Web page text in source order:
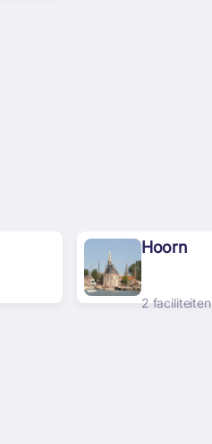
Hoorn
2 faciliteiten